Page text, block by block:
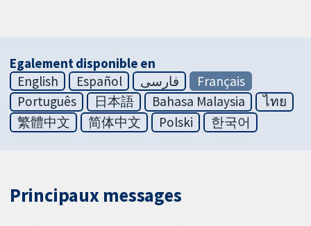
Egalement disponible en
English
Español فارسی
Français
Português
日本語 Bahasa Malaysia
ไทย
繁體中文
简体中文 Polski 한국어
Principaux messages